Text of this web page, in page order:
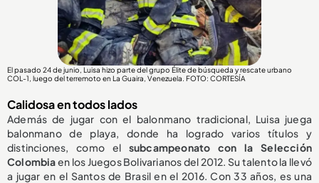
El pasado 24 de junio, Luisa hizo parte del grupo Élite de búsqueda y rescate urbano
COL-1, luego del terremoto en La Guaira, Venezuela. FOTO: CORTESÍA
Calidosa en todos lados
Además de jugar con el balonmano tradicional, Luisa juega
balonmano de playa, donde ha logrado varios títulos y
distinciones, como el subcampeonato con la Selección
Colombiaen los Juegos Bolivarianos del 2012. Su talento la llevó
a jugar en el Santos de Brasil en el 2016. Con 33 años, es una